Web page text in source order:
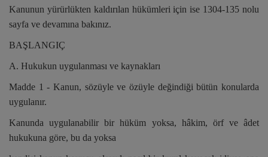
Kanunun yürürlükten kaldırılan hükümleri için ise 1304-135 nolu
sayfa ve devamına bakınız.
BAŞLANGIÇ
A. Hukukun uygulanması ve kaynakları
Madde 1 - Kanun, sözüyle ve özüyle değindiği bütün konularda
uygulanır.
Kanunda uygulanabilir bir hüküm yoksa, hâkim, örf ve âdet
hukukuna göre, bu da yoksa